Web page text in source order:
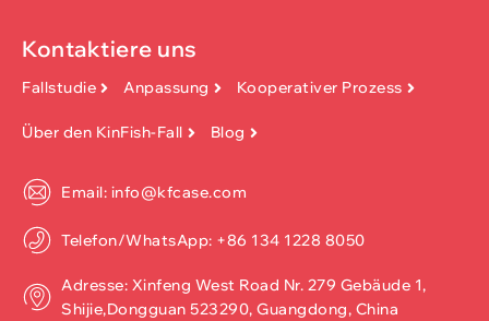
Kontaktiere uns
Fallstudie Anpassung Kooperativer Prozess
Über den KinFish-Fall Blog
Email: info@kfcase.com
Telefon/WhatsApp: +86 134 1228 8050
Adresse: Xinfeng West Road Nr. 279 Gebäude 1,
Shijie,Dongguan 523290, Guangdong, China